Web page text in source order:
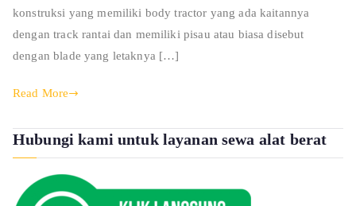
konstruksi yang memiliki body tractor yang ada kaitannya
dengan track rantai dan memiliki pisau atau biasa disebut
dengan blade yang letaknya […]
Read More
Hubungi kami untuk layanan sewa alat berat